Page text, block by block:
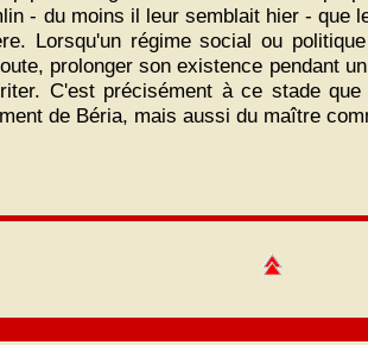
- du moins il leur semblait hier - que
Lorsqu'un régime social ou
prolonger son existence pendant
C'est précisément à ce stade
de Béria, mais aussi du maître